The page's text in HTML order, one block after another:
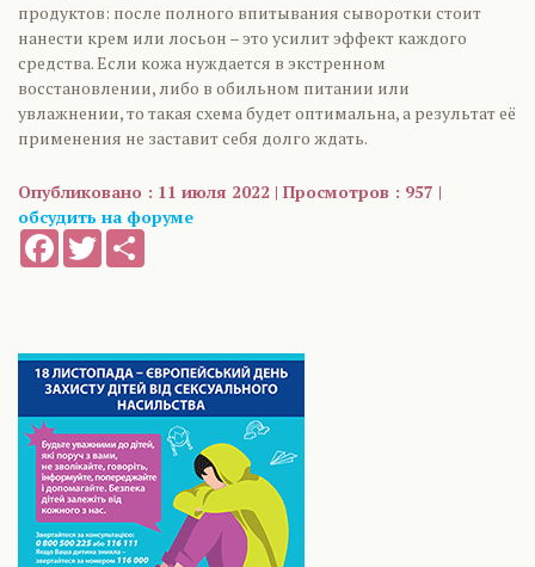
продуктов: после полного впитывания сыворотки стоит
нанести крем или лосьон – это усилит эффект каждого
средства. Если кожа нуждается в экстренном
восстановлении, либо в обильном питании или
увлажнении, то такая схема будет оптимальна, а результат её
применения не заставит себя долго ждать.
Опубликовано : 11 июля 2022 | Просмотров : 957 |
обсудить на форуме
FacebookTwitter